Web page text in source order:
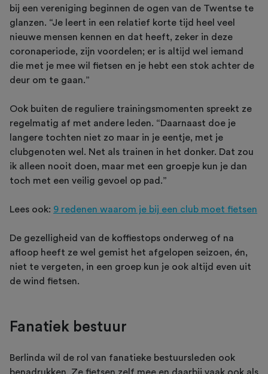
bij een vereniging beginnen de ogen van de Twentse te
glanzen. “Je leert in een relatief korte tijd heel veel
nieuwe mensen kennen en dat heeft, zeker in deze
coronaperiode, zijn voordelen; er is altijd wel iemand
die met je mee wil fietsen en je hebt een stok achter de
deur om te gaan.”
Ook buiten de reguliere trainingsmomenten spreekt ze
regelmatig af met andere leden. “Daarnaast doe je
langere tochten niet zo maar in je eentje, met je
clubgenoten wel. Net als trainen in het donker. Dat zou
ik alleen nooit doen, maar met een groepje kun je dan
toch met een veilig gevoel op pad.”
Lees ook: 9 redenen waarom je bij een club moet fietsen
De gezelligheid van de koffiestops onderweg of na
afloop heeft ze wel gemist het afgelopen seizoen, én,
niet te vergeten, in een groep kun je ook altijd even uit
de wind fietsen.
Fanatiek bestuur
Berlinda wil de rol van fanatieke bestuursleden ook